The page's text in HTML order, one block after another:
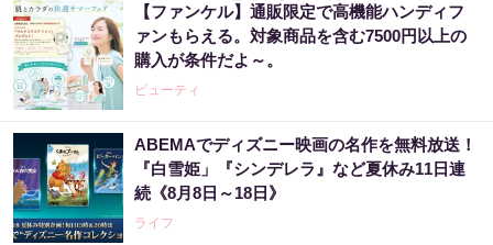
【ファンケル】通販限定で高機能ハンディフ
ァンもらえる。対象商品を含む7500円以上の
購入が条件だよ～。
ビューティ
ABEMAでディズニー映画の名作を無料放送！
『白雪姫」『シンデレラ』など夏休み11日連
続《8月8日～18日》
ライフ